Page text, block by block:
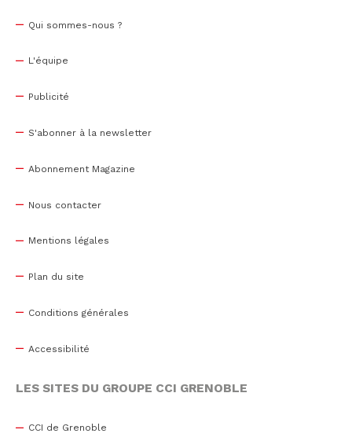
Qui sommes-nous ?
L'équipe
Publicité
S'abonner à la newsletter
Abonnement Magazine
Nous contacter
Mentions légales
Plan du site
Conditions générales
Accessibilité
LES SITES DU GROUPE CCI GRENOBLE
CCI de Grenoble